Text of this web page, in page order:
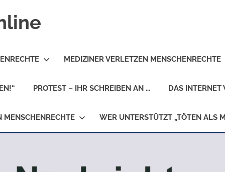
MEDIZINER VERLETZEN MENSCHENRECHTE
PROTEST – IHR SCHREIBEN AN … DAS INTERNET
MENSCHENRECHTE WER UNTERSTÜTZT „TÖTEN ALS